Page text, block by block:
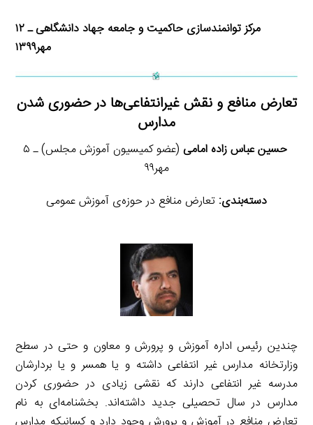
مرکز توانمندسازی حاکمیت و جامعه جهاد دانشگاهی ـ ۱۲
مهر۱۳۹۹
تعارض منافع و نقش غیرانتفاعی‌ها در حضوری شدن
مدارس
حسین عباس زاده امامی
(عضو کمیسیون آموزش مجلس) ـ ۵
مهر۹۹
دسته‌بندی: تعارض منافع در حوزه‌ی آموزش عمومی
چندین رئیس اداره آموزش و پرورش و معاون و حتی در سطح
وزارتخانه مدارس غیر انتفاعی داشته و یا همسر و یا بردارشان
مدرسه غیر انتفاعی دارند که نقشی زیادی در حضوری کردن
مدارس در سال تحصیلی جدید داشته‌اند. بخشنامه‌ای به نام